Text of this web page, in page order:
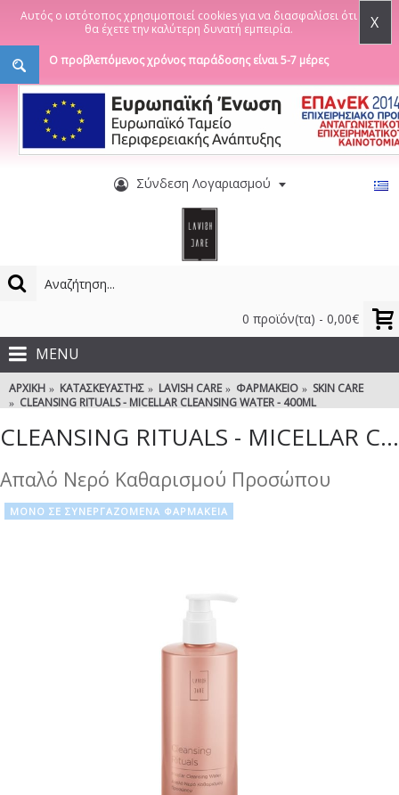
Αυτός ο ιστότοπος χρησιμοποιεί cookies για να διασφαλίσει ότι
θα έχετε την καλύτερη δυνατή εμπειρία.
X
Ο προβλεπόμενος χρόνος παράδοσης είναι 5-7 μέρες
Σύνδεση Λογαριασμού
0 προϊόν(τα) - 0,00€
MENU
ΑΡΧΙΚΉ ΚΑΤΑΣΚΕΥΑΣΤΉΣ LAVISH CARE ΦΑΡΜΑΚΕΊΟ
SKIN CARE
CLEANSING RITUALS - MICELLAR CLEANSING WATER - 400ML
CLEANSING RITUALS - MICELLAR CLEANSING WATER - 400ML
Απαλό Νερό Καθαρισμού Προσώπου
ΜΟΝΟ ΣΕ ΣΥΝΕΡΓΑΖΟΜΕΝΑ ΦΑΡΜΑΚΕΙΑ